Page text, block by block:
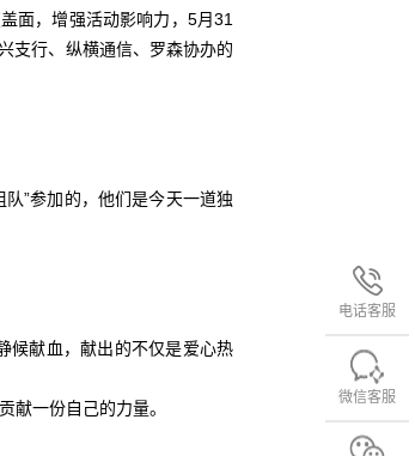
电话客服
微信客服
面，增强活动影响力，5月31
支行、纵横通信、罗森协办的
”参加的，他们是今天一道独
候献血，献出的不仅是爱心热
献一份自己的力量。